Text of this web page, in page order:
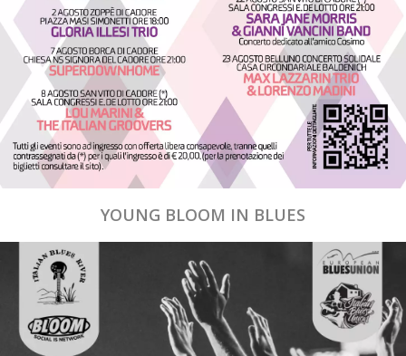
YOUNG BLOOM IN BLUES